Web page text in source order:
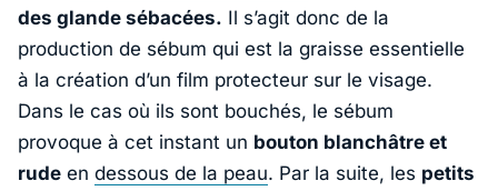
des glande sébacées. Il s’agit donc de la
production de sébum qui est la graisse essentielle
à la création d’un film protecteur sur le visage.
Dans le cas où ils sont bouchés, le sébum
provoque à cet instant un bouton blanchâtre et
rude en dessous de la peau. Par la suite, les petits